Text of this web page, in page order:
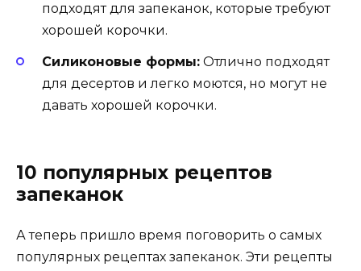
подходят для запеканок, которые требуют
хорошей корочки.
Силиконовые формы: Отлично подходят
для десертов и легко моются, но могут не
давать хорошей корочки.
10 популярных рецептов
запеканок
А теперь пришло время поговорить о самых
популярных рецептах запеканок. Эти рецепты